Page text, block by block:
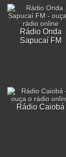
Rádio Onda
Sapucaí FM
Rádio Caiobá